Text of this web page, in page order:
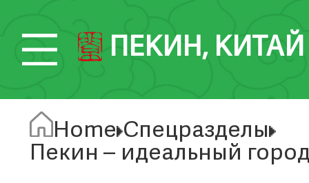
ПЕКИН, КИТАЙ
Home Спецразделы
Пекин – идеальный